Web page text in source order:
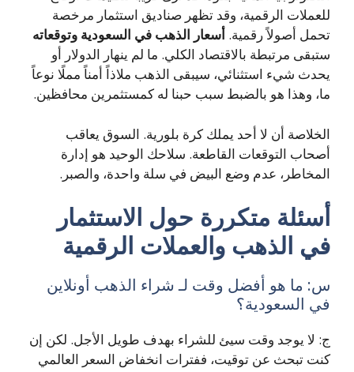
للعملات الرقمية، وقد تظهر صناديق استثمار مرخصة
تحمل أصولاً رقمية. أسعار الذهب في السعودية وتوقعاته
ستبقى مرتبطة بالاقتصاد الكلي. ما لم ينهار الدولار أو
يحدث شيء استثنائي، سيبقى الذهب ملاذاً أمناً مملًا نوعاً
ما، وهذا هو بالضبط سبب حبنا له كمستثمرين محافظين.
الخلاصة أن لا أحد يملك كرة بلورية. السوق يعاقب
أصحاب التوقعات القاطعة. سلاحك الوحيد هو إدارة
المخاطر، عدم وضع البيض في سلة واحدة، والصبر.
أسئلة متكررة حول الاستثمار
في الذهب والعملات الرقمية
س: ما هو أفضل وقت لـ شراء الذهب أونلاين
في السعودية؟
ج: لا يوجد وقت سيئ للشراء بهدف طويل الأجل. لكن إن
كنت تبحث عن توقيت، ففترات انخفاض السعر العالمي